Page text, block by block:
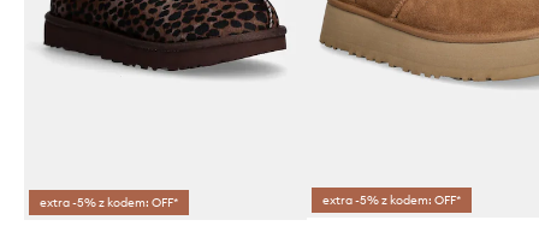
extra -5% z kodem: OFF* extra -5% z kodem: OFF*